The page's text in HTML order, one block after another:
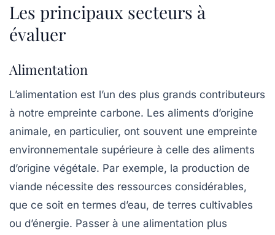
Les principaux secteurs à
évaluer
Alimentation
L’alimentation est l’un des plus grands contributeurs
à notre empreinte carbone. Les aliments d’origine
animale, en particulier, ont souvent une empreinte
environnementale supérieure à celle des aliments
d’origine végétale. Par exemple, la production de
viande nécessite des ressources considérables,
que ce soit en termes d’eau, de terres cultivables
ou d’énergie. Passer à une alimentation plus